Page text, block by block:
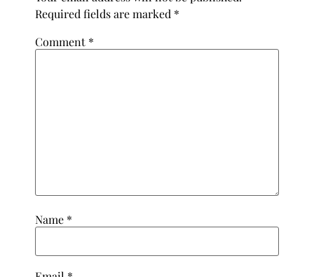
Required fields are marked *
Comment *
Name *